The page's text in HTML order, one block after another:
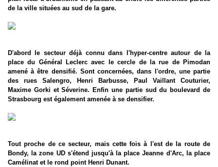
de la ville situées au sud de la gare.
D'abord le secteur déjà connu dans l'hyper-centre autour de la
place du Général Leclerc avec le cercle de la rue de Pimodan
amené à être densifié. Sont concernées, dans l'ordre, une partie
des rues Salengro, Henri Barbusse, Paul Vaillant Couturier,
Maxime Gorki et Séverine. Enfin une partie sud du boulevard de
Strasbourg est également amenée à se densifier.
Tout proche de ce secteur, mais cette fois à l'est de la route de
Bondy, la zone UD s'étend jusqu'à la place Jeanne d'Arc, la place
Camélinat et le rond point Henri Dunant.